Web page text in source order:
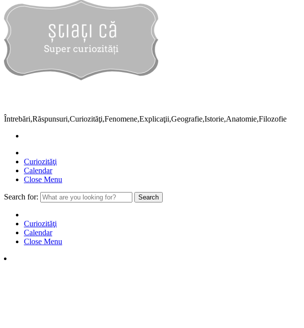
Întrebări,Răspunsuri,Curiozităţi,Fenomene,Explicaţii,Geografie,Istorie,Anatomie,Filozofie
Curiozităţi
Calendar
Close Menu
Search for:
Curiozităţi
Calendar
Close Menu